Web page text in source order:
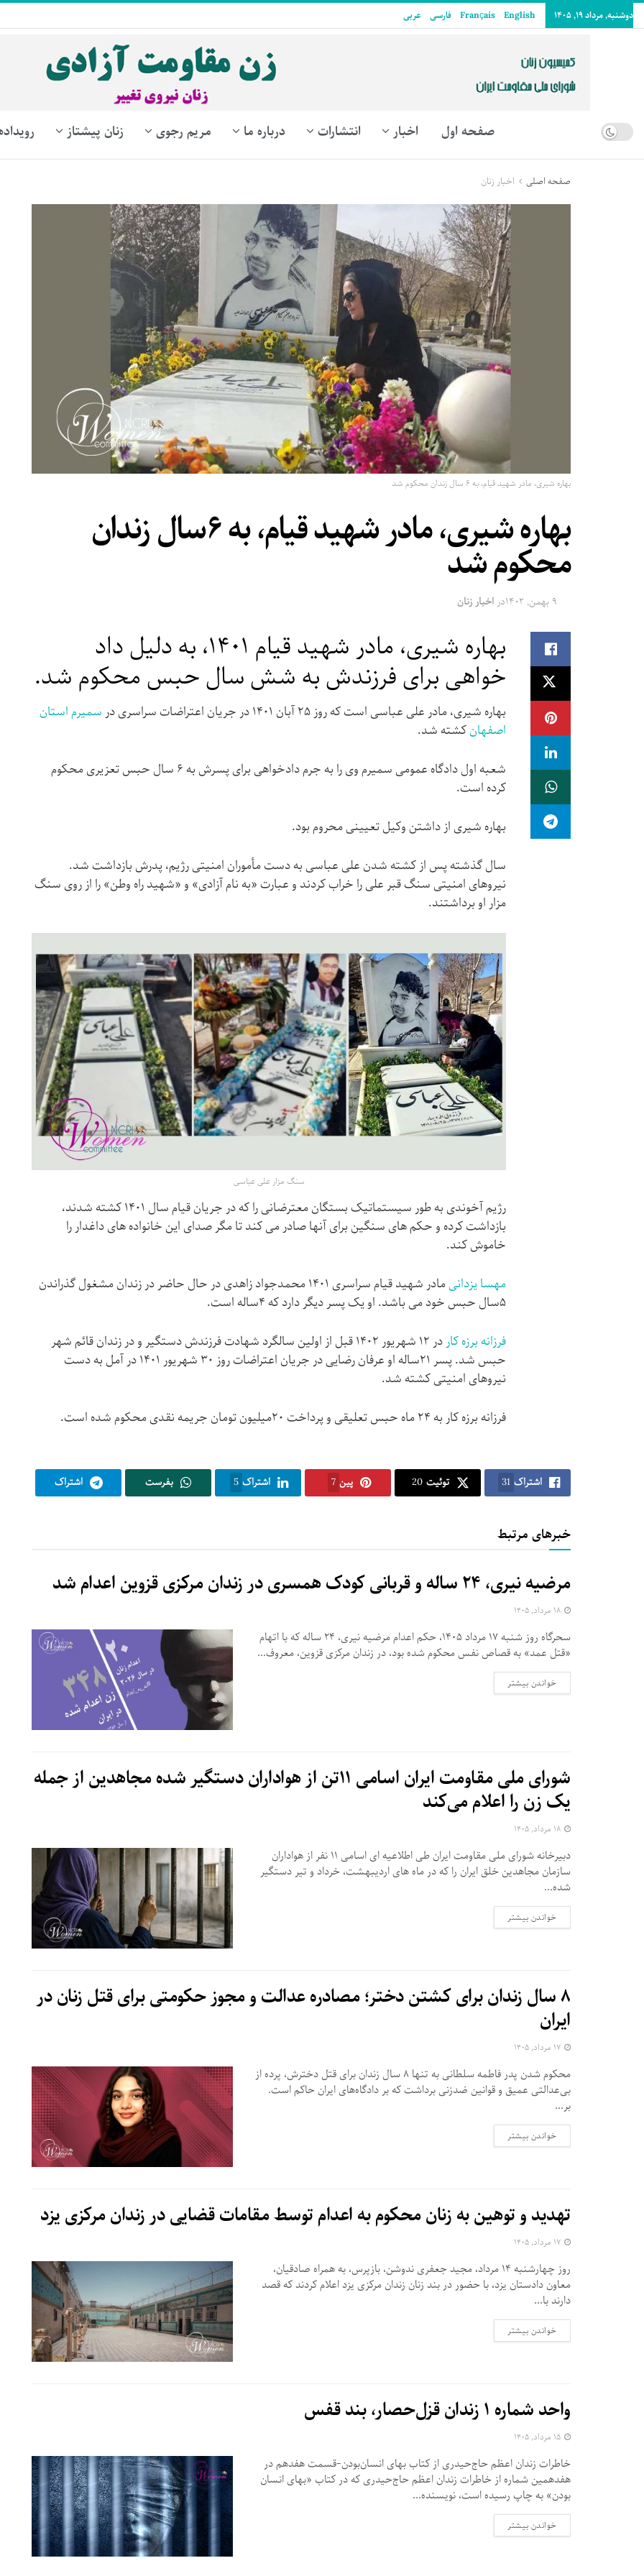
دوشنبه, مرداد ۱۹, ۱۴۰۵ English
Français فارسی عربى
صفحه اول اخبار انتشارات درباره ما مریم رجوی زنان پیشتاز
صفحه اصلی اخبار زنان
بهاره شیری، مادر شهید قیام، به ۶ سال زندان محکوم شد
بهاره شیری، مادر شهید قیام، به ۶سال زندان
محکوم شد
۹ بهمن, ۱۴۰۲ در اخبار زنان
بهاره شیری، مادر شهید قیام ۱۴۰۱، به دلیل داد
خواهی برای فرزندش به شش سال حبس محکوم شد.
بهاره شیری، مادر علی عباسی است که روز ۲۵ آبان ۱۴۰۱ در جریان اعتراضات سراسری در سمیرم استان
اصفهانکشته شد.
شعبه اول دادگاه عمومی سمیرم وی را به جرم دادخواهی برای پسرش به ۶ سال حبس تعزیری محکوم
کرده است.
بهاره شیری از داشتن وکیل تعیینی محروم بود.
سال گذشته پس از کشته شدن علی عباسی به دست مأموران امنیتی رژیم، پدرش بازداشت شد.
نیروهای امنیتی سنگ قبر علی را خراب کردند و عبارت «به نام آزادی» و «شهید راه وطن» را از روی سنگ
مزار او برداشتند.
سنگ مزار علی عباسی
رژیم آخوندی به طور سیستماتیک بستگان معترضانی را که در جریان قیام سال ۱۴۰۱ کشته شدند،
بازداشت کرده و حکم های سنگین برای آنها صادر می کند تا مگر صدای این خانواده های داغدار را
خاموش کند.
مهسا یزدانی
مادر شهید قیام سراسری ۱۴۰۱ محمدجواد زاهدی در حال حاضر در زندان مشغول گذراندن
۵سال حبس خود می باشد. او یک پسر دیگر دارد که ۴ساله است.
فرزانه برزه کار
در ۱۲ شهریور ۱۴۰۲ قبل از اولین سالگرد شهادت فرزندش دستگیر و در زندان قائم شهر
حبس شد. پسر ۲۱ساله او عرفان رضایی در جریان اعتراضات روز ۳۰ شهریور ۱۴۰۱ در آمل به دست
نیروهای امنیتی کشته شد.
فرزانه برزه کار به ۲۴ ماه حبس تعلیقی و پرداخت ۲۰میلیون تومان جریمه نقدی محکوم شده است.
اشتراک 31 توئیت 20 پین 7 اشتراک 5 بفرست اشتراک
خبرهای مرتبط
مرضیه نیری، ۲۴ ساله و قربانی کودک همسری در زندان مرکزی قزوین اعدام شد
سحرگاه روز شنبه ۱۷ مرداد ۱۴۰۵، حکم اعدام مرضیه نیری، ۲۴ ساله که با اتهام
«قتل عمد» به قصاص نفس محکوم شده بود، در زندان مرکزی قزوین، معروف...
خواندن بیشتر
شورای ملی مقاومت ایران اسامی ۱۱تن از هواداران دستگیر شده مجاهدین از جمله
یک زن را اعلام می‌کند
دبیرخانه شورای ملی مقاومت ایران طی اطلاعیه ای اسامی ۱۱ نفر از هواداران
سازمان مجاهدین خلق ایران را که در ماه های اردیبهشت، خرداد و تیر دستگیر
شده...
خواندن بیشتر
۸ سال زندان برای کشتن دختر؛ مصادره عدالت و مجوز حکومتی برای قتل زنان در
ایران
محکوم شدن پدر فاطمه سلطانی به تنها ۸ سال زندان برای قتل دخترش، پرده از
بی‌عدالتی عمیق و قوانین ضدزنی برداشت که بر دادگاه‌های ایران حاکم است.
بر...
خواندن بیشتر
تهدید و توهین به زنان محکوم به اعدام توسط مقامات قضایی در زندان مرکزی یزد
روز چهارشنبه ۱۴ مرداد، مجید جعفری ندوشن، بازپرس، به همراه صادقیان،
معاون دادستان یزد، با حضور در بند زنان زندان مرکزی یزد اعلام کردند که قصد
دارند با...
خواندن بیشتر
واحد شماره ۱ زندان قزل‌حصار، بند قفس
خاطرات زندان اعظم حاج‌حیدری از کتاب بهای انسان‌بودن-قسمت هفدهم در
هفدهمین شماره از خاطرات زندان اعظم حاج‌حیدری که در کتاب «بهای انسان
بودن» به چاپ رسیده است،‌ نویسنده...
خواندن بیشتر